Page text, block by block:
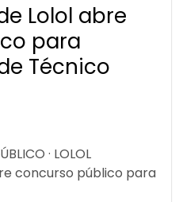
Lolol abre
para
Técnico
· LOLOL
concurso público para